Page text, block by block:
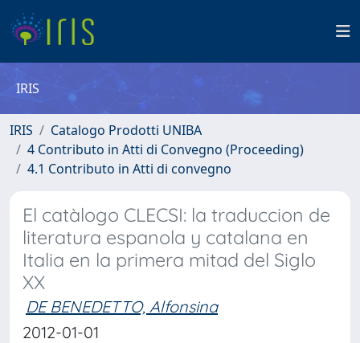
IRIS
IRIS
Catalogo Prodotti UNIBA
4 Contributo in Atti di Convegno (Proceeding)
4.1 Contributo in Atti di convegno
El catàlogo CLECSI: la traduccion de
literatura espanola y catalana en
Italia en la primera mitad del Siglo
XX
DE BENEDETTO, Alfonsina
2012-01-01